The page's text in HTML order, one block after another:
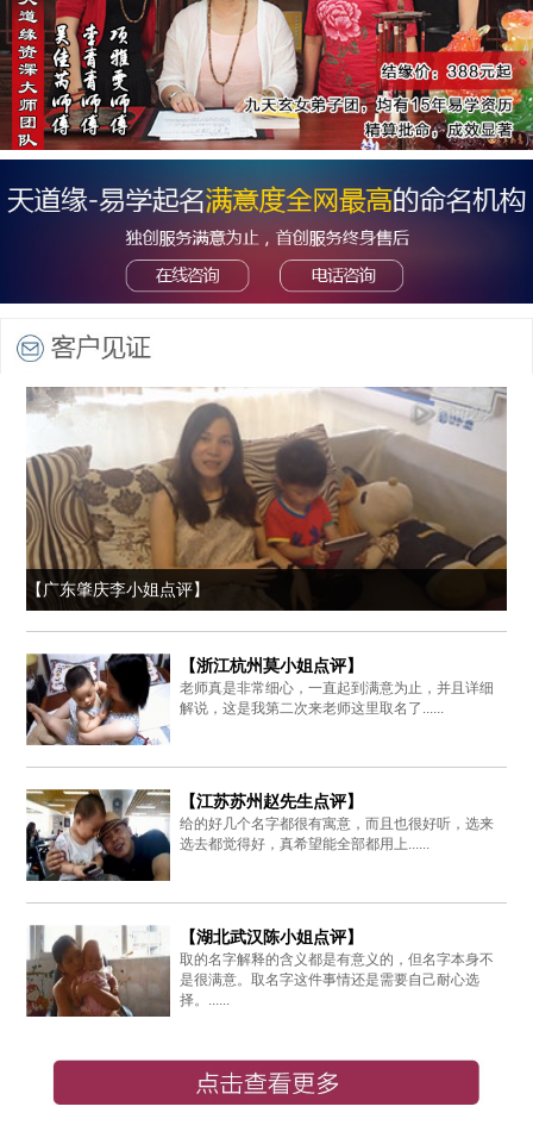
【广东肇庆李小姐点评】
【浙江杭州莫小姐点评】
老师真是非常细心，一直起到满意为止，并且详细
解说，这是我第二次来老师这里取名了......
【江苏苏州赵先生点评】
给的好几个名字都很有寓意，而且也很好听，选来
选去都觉得好，真希望能全部都用上......
【湖北武汉陈小姐点评】
取的名字解释的含义都是有意义的，但名字本身不
是很满意。取名字这件事情还是需要自己耐心选
择。......